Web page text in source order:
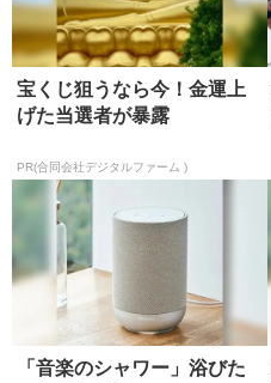
宝くじ狙うなら今！金運上
げた当選者が暴露
PR(合同会社デジタルファーム )
「音楽のシャワー」浴びた